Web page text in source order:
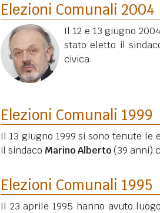
Elezioni Comunali 2004
Il 12 e 13 giugno
stato eletto il
civica.
Elezioni Comunali 1999
Il 13 giugno 1999 si sono tenute
il sindaco Marino Alberto(39 anni)
Elezioni Comunali 1995
Il 23 aprile 1995 hanno avuto